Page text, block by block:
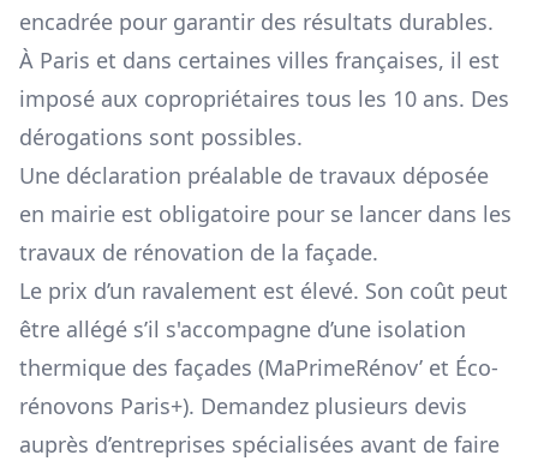
encadrée pour garantir des résultats durables.
À Paris et dans certaines villes françaises, il est
imposé aux copropriétaires tous les 10 ans. Des
dérogations sont possibles.
Une déclaration préalable de travaux déposée
en mairie est obligatoire pour se lancer dans les
travaux de rénovation de la façade.
Le prix d’un ravalement est élevé. Son coût peut
être allégé s’il s'accompagne d’une isolation
thermique des façades (MaPrimeRénov’ et Éco-
rénovons Paris+). Demandez plusieurs devis
auprès d’entreprises spécialisées avant de faire